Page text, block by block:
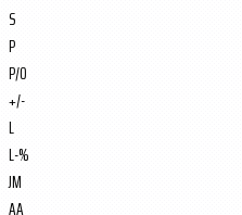
S
P
P/O
+/-
L
L-%
JM
AA